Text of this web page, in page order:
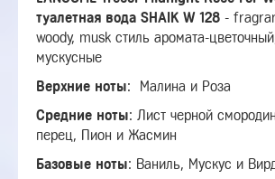
туалетная вода SHAIK W 128 -
woody, musk стиль аромата-
мускусные
Верхние ноты:
Малина и Роза
Средние ноты: Лист черной
перец, Пион и Жасмин
Базовые ноты: Ваниль, Мускус и